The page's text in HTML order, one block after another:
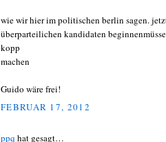
wie wir hier im politischen berlin sagen.
überparteilichen kandidaten
kopp
machen
Guido wäre frei!
FEBRUAR 17, 2012
ppq hat gesagt…